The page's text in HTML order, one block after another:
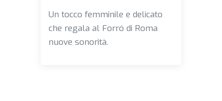
Un tocco femminile e delicato
che regala al Forró di Roma
nuove sonorità.